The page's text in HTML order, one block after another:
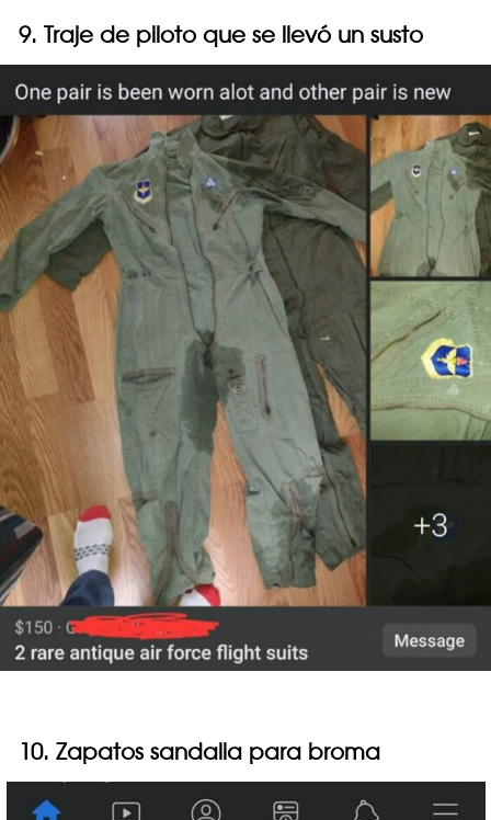
9. Traje de piloto que se llevó un susto
10. Zapatos sandalia para broma